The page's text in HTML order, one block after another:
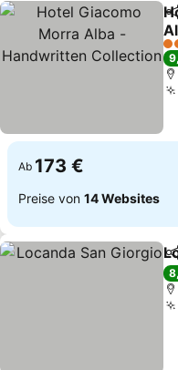
4
Ab 173 €
Preise von 14 Websites